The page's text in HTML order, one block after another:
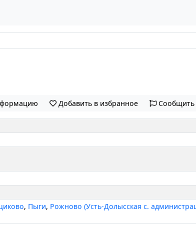
Добавить в избранное
, Пыги, Рожново (Усть-Долысская с.